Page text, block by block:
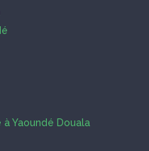
Yaoundé Douala